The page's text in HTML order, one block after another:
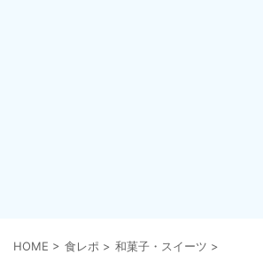
HOME > 食レポ > 和菓子・スイーツ >